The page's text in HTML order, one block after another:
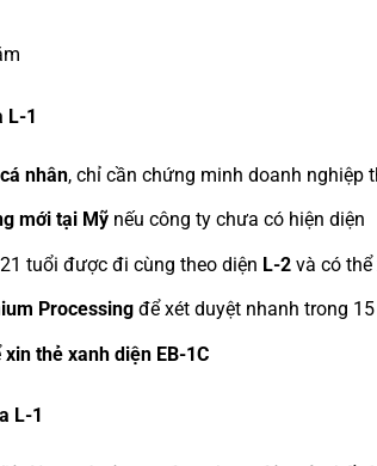
L-1
nhân, chỉ cần chứng minh doanh nghiệp
mới tại Mỹnếu công ty chưa có hiện diện
tuổi được đi cùng theo diện L-2và có thể
Processingđể xét duyệt nhanh trong
xin thẻ xanh diện EB-1C
L-1